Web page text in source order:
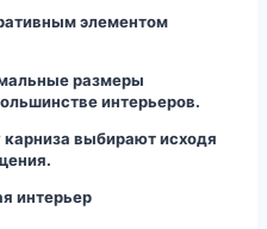
элементом
размеры
интерьеров.
выбирают исходя
интерьер